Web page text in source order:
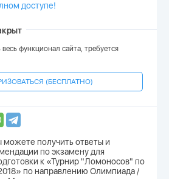
доступе!
функционал сайта, требуется
(БЕСПЛАТНО)
можете получить ответы и
по экзамену для
к «Турнир "Ломоносов" по
по направлению Олимпиада /